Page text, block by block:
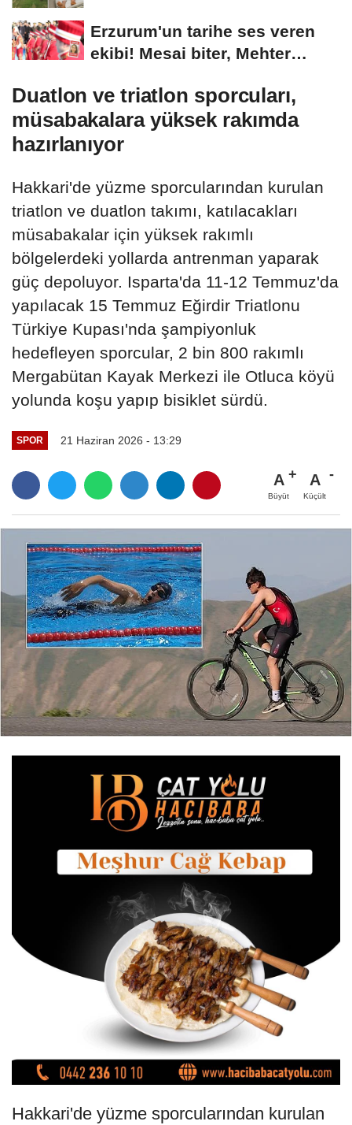
Erzurum'un tarihe ses veren
ekibi! Mesai biter, Mehter
Duatlon ve triatlon sporcuları,
müsabakalara yüksek rakımda
hazırlanıyor
Hakkari'de yüzme sporcularından kurulan
triatlon ve duatlon takımı, katılacakları
müsabakalar için yüksek rakımlı
bölgelerdeki yollarda antrenman yaparak
güç depoluyor. Isparta'da 11-12 Temmuz'da
yapılacak 15 Temmuz Eğirdir Triatlonu
Türkiye Kupası'nda şampiyonluk
hedefleyen sporcular, 2 bin 800 rakımlı
Mergabütan Kayak Merkezi ile Otluca köyü
yolunda koşu yapıp bisiklet sürdü.
SPOR 21 Haziran 2026 - 13:29
A
Büyüt
A
Küçült
Hakkari'de yüzme sporcularından kurulan